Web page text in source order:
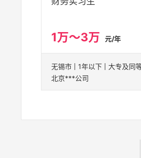
1万～3万 元/年
无锡市 | 1年以下 | 大专及同
北京***公司